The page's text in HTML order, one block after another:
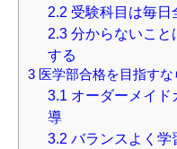
2.2 受験科目は毎日
2.3分からないこと
する
3 医学部合格を目指す
3.1 オーダーメイ
導
3.2 バランスよく学